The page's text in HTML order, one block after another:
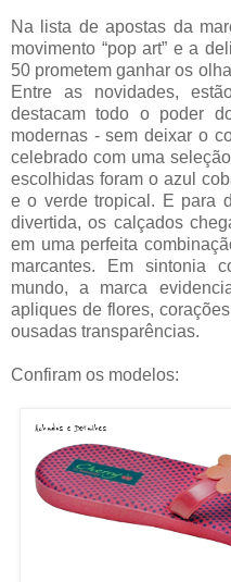
Na lista de apostas da
movimento “pop art” e a
50 prometem ganhar os
Entre as novidades,
destacam todo o poder
modernas - sem deixar o
celebrado com uma
escolhidas foram o azul
e o verde tropical. E para
divertida, os calçados
em uma perfeita
marcantes. Em sintonia
mundo, a marca
apliques de flores,
ousadas transparências.
Confiram os modelos: